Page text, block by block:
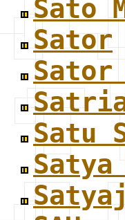
Sato
Sator
Sator
Satu